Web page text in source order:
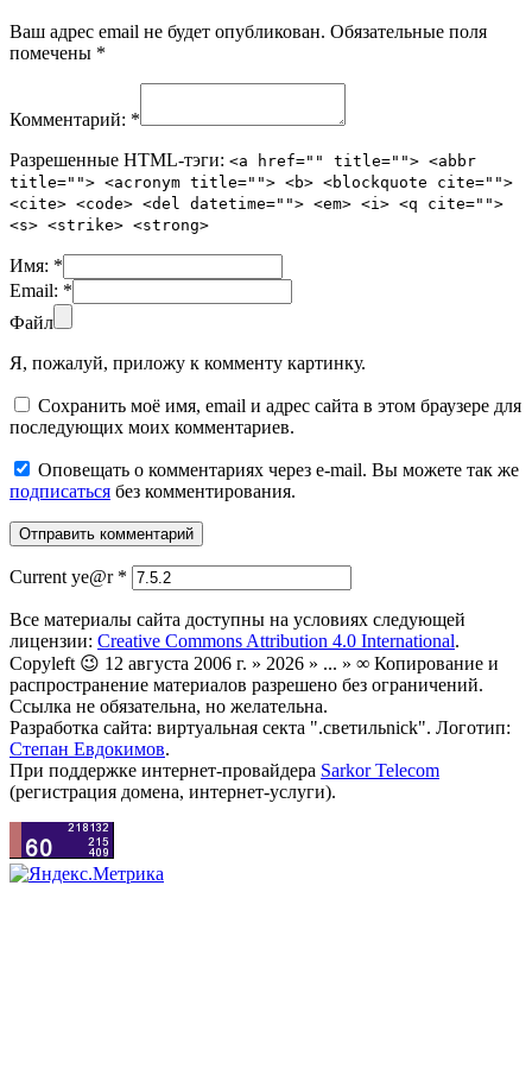
Ваш адрес email не будет опубликован. Обязательные поля
помечены *
Комментарий: *
Разрешенные HTML-тэги: <a href="" title=""> <abbr
title=""> <acronym title=""> <b> <blockquote cite="">
<cite> <code> <del datetime=""> <em> <i> <q cite="">
<s> <strike> <strong>
Имя: *
Email: *
Файл
Я, пожалуй, приложу к комменту картинку.
Сохранить моё имя, email и адрес сайта в этом браузере для
последующих моих комментариев.
Оповещать о комментариях через e-mail. Вы можете так же
подписаться без комментирования.
Current ye@r *
Все материалы сайта доступны на условиях следующей
лицензии: Creative Commons Attribution 4.0 International.
Copyleft 😉 12 августа 2006 г. » 2026 » ... » ∞ Копирование и
распространение материалов разрешено без ограничений.
Ссылка не обязательна, но желательна.
Разработка сайта: виртуальная секта ".светильnick". Логотип:
Степан Евдокимов.
При поддержке интернет-провайдера Sarkor Telecom
(регистрация домена, интернет-услуги).